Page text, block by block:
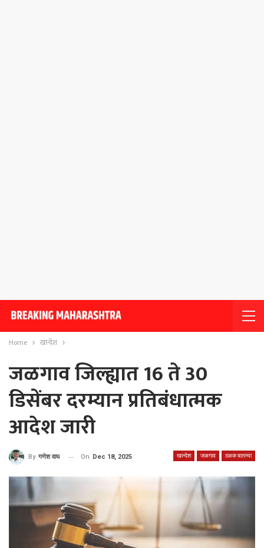
Home खान्देश
जळगाव जिल्ह्यात 16 ते 30
डिसेंबर दरम्यान प्रतिबंधात्मक
आदेश जारी
खान्देश जळगाव ठळक बातम्या
By गणेश वाघ On Dec 18, 2025